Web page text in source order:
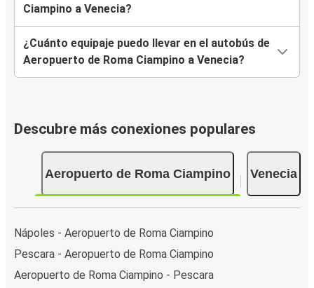
Ciampino a Venecia?
¿Cuánto equipaje puedo llevar en el autobús de
Aeropuerto de Roma Ciampino a Venecia?
Descubre más conexiones populares
Aeropuerto de Roma Ciampino Venecia
Nápoles - Aeropuerto de Roma Ciampino
Pescara - Aeropuerto de Roma Ciampino
Aeropuerto de Roma Ciampino - Pescara